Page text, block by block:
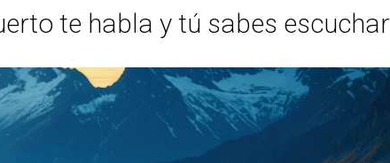
te habla y tú sabes escuchar